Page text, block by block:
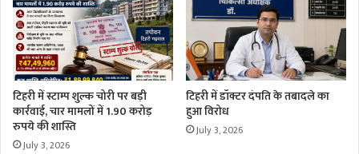
टिहरी में स्टाम्प शुल्क चोरी पर बड़ी
कार्रवाई, चार मामलों में 1.90 करोड़
रुपये की शास्ति
July 3, 2026
टिहरी में डॉक्टर दंपति के तबादले का
हुआ विरोध
July 3, 2026